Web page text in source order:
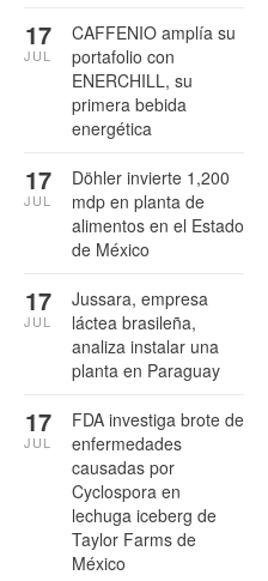
CAFFENIO amplía su
portafolio con
ENERCHILL, su
primera bebida
energética
17
JUL
Döhler invierte 1,200
mdp en planta de
alimentos en el Estado
de México
17
JUL
Jussara, empresa
láctea brasileña,
analiza instalar una
planta en Paraguay
17
JUL
FDA investiga brote de
enfermedades
causadas por
Cyclospora en
lechuga iceberg de
Taylor Farms de
México
17
JUL